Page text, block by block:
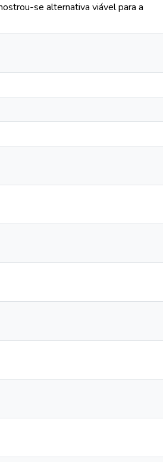
se alternativa viável para a